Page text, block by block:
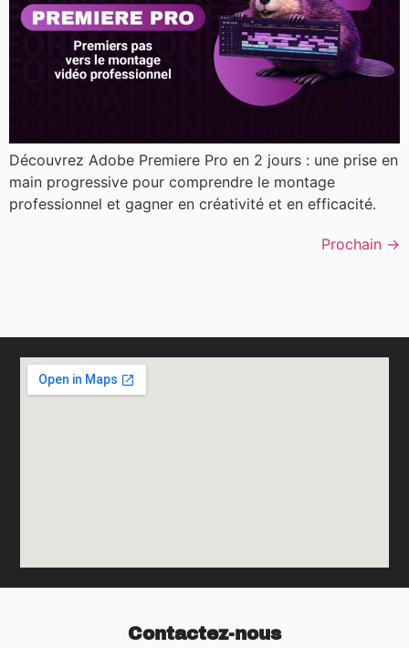
Découvrez Adobe Premiere Pro en 2 jours : une prise en
main progressive pour comprendre le montage
professionnel et gagner en créativité et en efficacité.
Prochain →
Contactez-nous